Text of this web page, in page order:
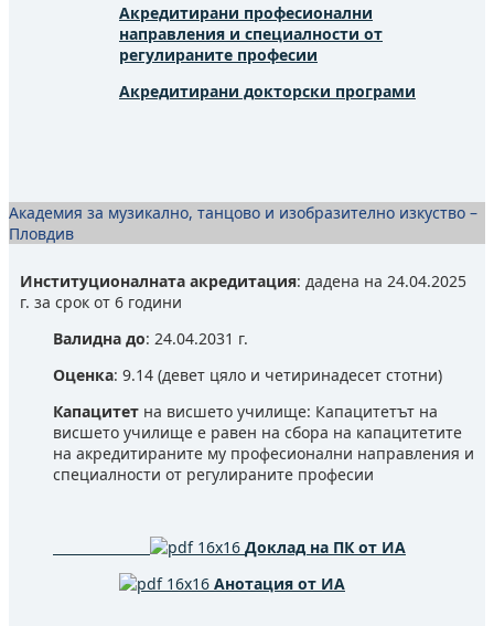
Акредитирани професионални
направления и специалности от
регулираните професии
Акредитирани докторски програми
Академия за музикално, танцово и изобразително изкуство –
Пловдив
Институционалната акредитация: дадена на 24.04.2025
г. за срок от 6 години
Валидна до: 24.04.2031 г.
Оценка: 9.14 (девет цяло и четиринадесет стотни)
Капацитет на висшето училище: Капацитетът на
висшето училище е равен на сбора на капацитетите
на акредитираните му професионални направления и
специалности от регулираните професии
Доклад на ПК от ИА
Анотация от ИА